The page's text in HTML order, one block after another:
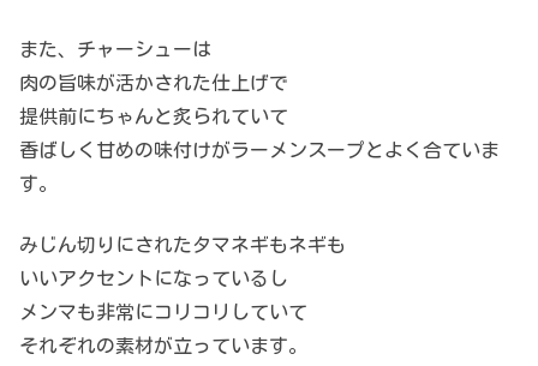
また、チャーシューは
肉の旨味が活かされた仕上げで
提供前にちゃんと炙られていて
香ばしく甘めの味付けがラーメンスープとよく合ていま
す。
みじん切りにされたタマネギもネギも
いいアクセントになっているし
メンマも非常にコリコリしていて
それぞれの素材が立っています。